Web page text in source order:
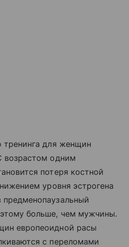
тренинга для женщин
возрастом одним
потеря костной
уровня эстрогена
больше, чем мужчины.
европеоидной расы
с переломами